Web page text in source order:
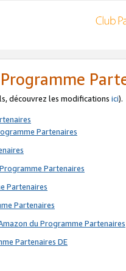
découvrez les modifications ici).
Partenaires
Partenaires
Partenaires
Partenaires
du Programme Partenaires
Partenaires DE